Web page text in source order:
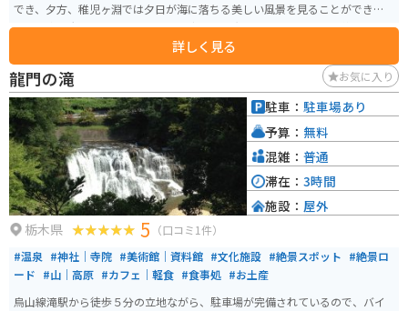
でき、夕方、稚児ヶ淵では夕日が海に落ちる美しい風景を見ることができま
す。関東三大イルミネーションに認定された光と色のイベントも開催されて
詳しく見る
龍門の滝 お気に入り
栃木県 5 （口コミ1件）
#温泉 #神社｜寺院 #美術館｜資料館 #文化施設 #絶景スポット #絶景ロ
ード #山｜高原 #カフェ｜軽食 #食事処 #お土産
烏山線滝駅から徒歩５分の立地ながら、駐車場が完備されているので、バイ
駐車： 駐車場あり
予算： 無料
混雑： 普通
滞在： 3時間
施設： 屋外